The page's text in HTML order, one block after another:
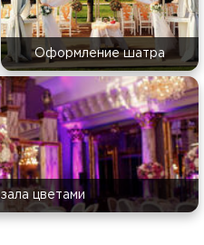
Оформление шатра
цветами